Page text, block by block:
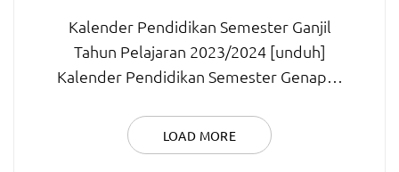
Kalender Pendidikan Semester Ganjil
Tahun Pelajaran 2023/2024 [unduh]
Kalender Pendidikan Semester Genap…
LOAD MORE